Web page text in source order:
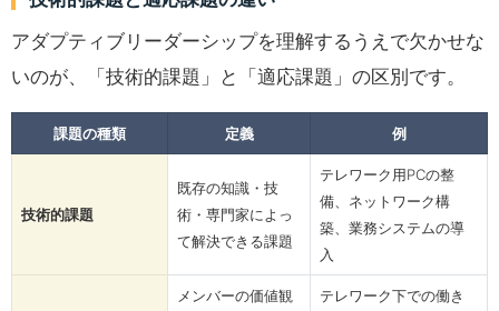
アダプティブリーダーシップを理解するうえで欠かせな
いのが、「技術的課題」と「適応課題」の区別です。
課題の種類 定義 例
技術的課題
既存の知識・技
術・専門家によっ
て解決できる課題
テレワーク用PCの整
備、ネットワーク構
築、業務システムの導
入
メンバーの価値観
テレワーク下での働き